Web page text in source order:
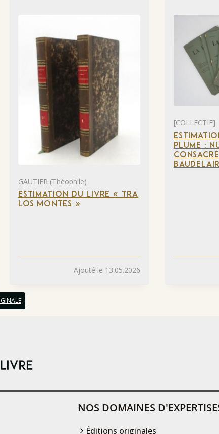
GAUTIER (Théophile)
ESTIMATION DU LIVRE « TRA
LOS MONTES »
Ajouté le 13.05.2026
[COLLECTIF]
PLUME :
NOS DOMAINES
Éditions originales